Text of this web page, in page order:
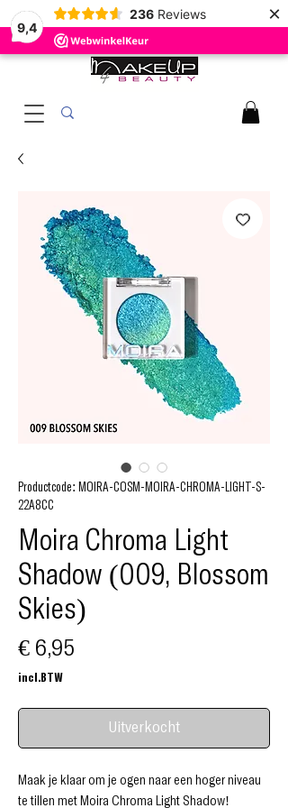
9,4
236 Reviews ×
Productcode: MOIRA-COSM-MOIRA-CHROMA-LIGHT-S-
22A8CC
Moira Chroma Light
Shadow (009, Blossom
Skies)
€ 6,95
incl.BTW
Uitverkocht
Maak je klaar om je ogen naar een hoger niveau
te tillen met Moira Chroma Light Shadow!